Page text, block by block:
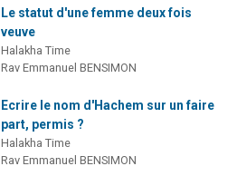
Le statut d'une femme deux fois
veuve
Halakha Time
Rav Emmanuel BENSIMON
Ecrire le nom d'Hachem sur un faire
part, permis ?
Halakha Time
Rav Emmanuel BENSIMON